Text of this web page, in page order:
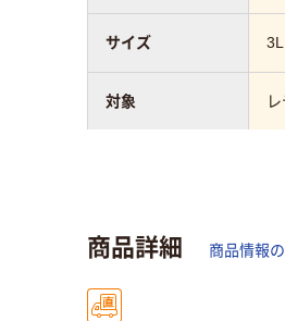
3L
サイズ
対象
商品詳細 商品情報